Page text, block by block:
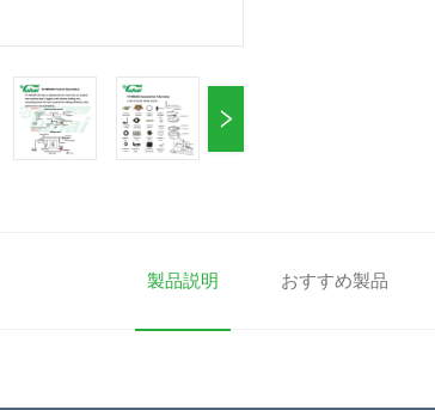
製品説明 おすすめ製品